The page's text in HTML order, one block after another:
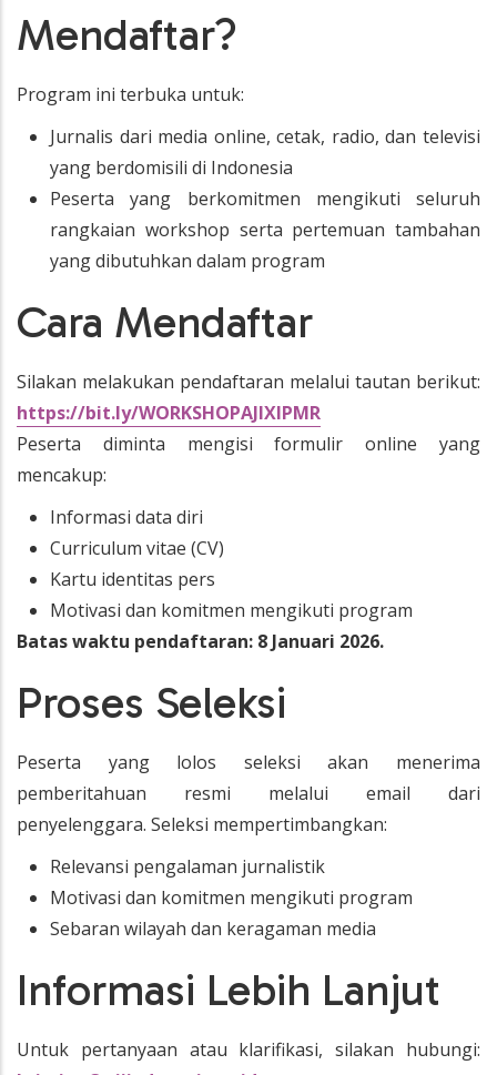
Mendaftar?
Program ini terbuka untuk:
Jurnalis dari media online, cetak, radio, dan televisi
yang berdomisili di Indonesia
Peserta yang berkomitmen mengikuti seluruh
rangkaian workshop serta pertemuan tambahan
yang dibutuhkan dalam program
Cara Mendaftar
Silakan melakukan pendaftaran melalui tautan berikut:
https://bit.ly/WORKSHOPAJIXIPMR
Peserta diminta mengisi formulir online yang
mencakup:
Informasi data diri
Curriculum vitae (CV)
Kartu identitas pers
Motivasi dan komitmen mengikuti program
Batas waktu pendaftaran: 8 Januari 2026.
Proses Seleksi
Peserta yang lolos seleksi akan menerima
pemberitahuan resmi melalui email dari
penyelenggara. Seleksi mempertimbangkan:
Relevansi pengalaman jurnalistik
Motivasi dan komitmen mengikuti program
Sebaran wilayah dan keragaman media
Informasi Lebih Lanjut
Untuk pertanyaan atau klarifikasi, silakan hubungi: